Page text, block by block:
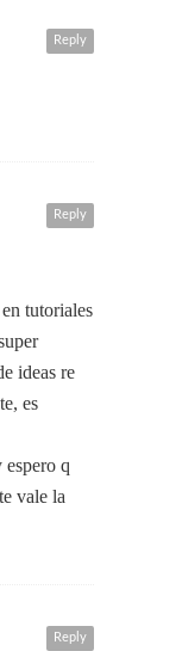
Reply
Reply
tutoriales
ideas re
es
espero q
vale la
Reply